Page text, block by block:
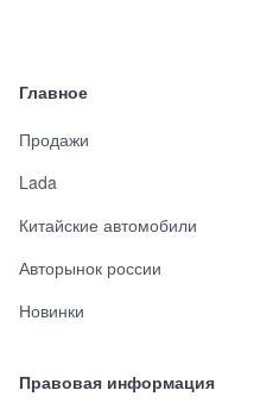
Главное
Продажи
Lada
Китайские автомобили
Авторынок россии
Новинки
Правовая информация